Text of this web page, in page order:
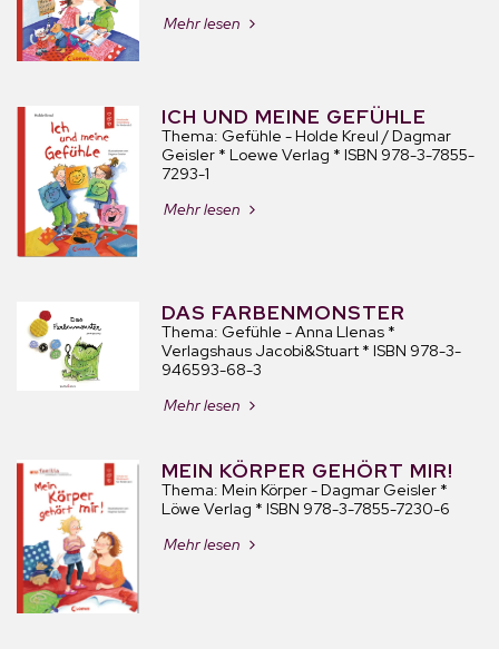
Mehr lesen
ICH UND MEINE GEFÜHLE
Thema: Gefühle - Holde Kreul / Dagmar
Geisler * Loewe Verlag * ISBN 978-3-7855-
7293-1
Mehr lesen
DAS FARBENMONSTER
Thema: Gefühle - Anna Llenas *
Verlagshaus Jacobi&Stuart * ISBN 978-3-
946593-68-3
Mehr lesen
MEIN KÖRPER GEHÖRT MIR!
Thema: Mein Körper - Dagmar Geisler *
Löwe Verlag * ISBN 978-3-7855-7230-6
Mehr lesen